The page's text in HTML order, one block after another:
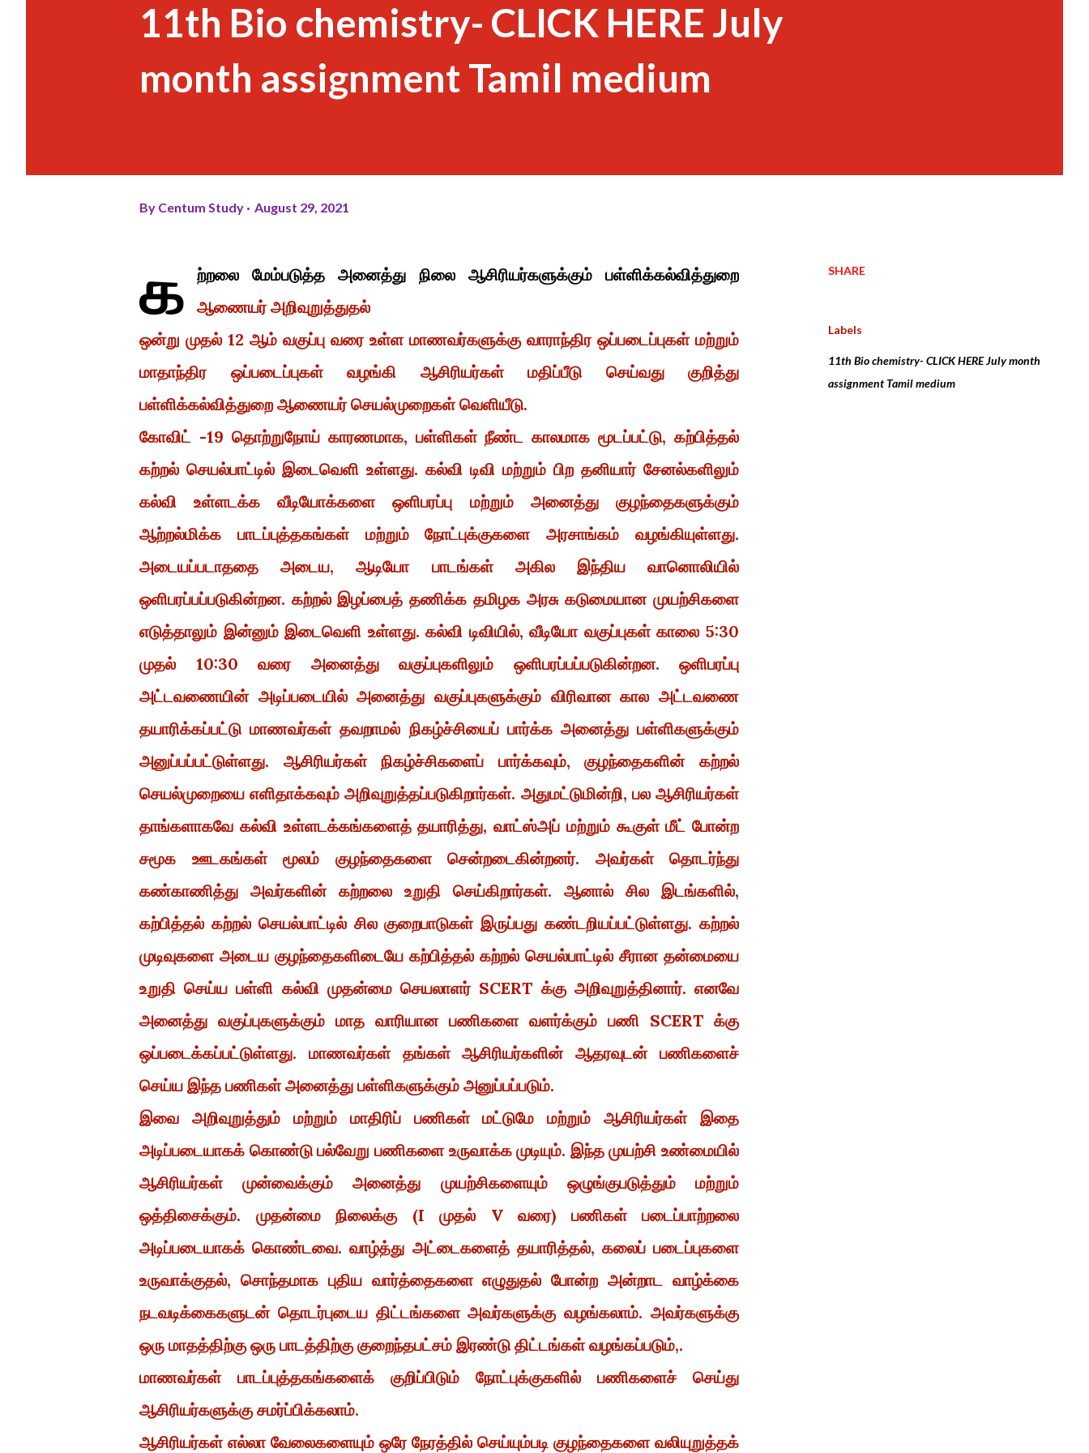
11th Bio chemistry- CLICK HERE July
month assignment Tamil medium
By Centum Study August 29, 2021
க
ற்றலை மேம்படுத்த அனைத்து நிலை ஆசிரியர்களுக்கும் பள்ளிக்கல்வித்துறை
ஆணையர் அறிவுறுத்துதல்
ஒன்று முதல் 12 ஆம் வகுப்பு வரை உள்ள மாணவர்களுக்கு வாராந்திர ஒப்படைப்புகள் மற்றும்
மாதாந்திர ஒப்படைப்புகள் வழங்கி ஆசிரியர்கள் மதிப்பீடு செய்வது குறித்து
பள்ளிக்கல்வித்துறை ஆணையர் செயல்முறைகள் வெளியீடு.
கோவிட் -19 தொற்றுநோய் காரணமாக, பள்ளிகள் நீண்ட காலமாக மூடப்பட்டு, கற்பித்தல்
கற்றல் செயல்பாட்டில் இடைவெளி உள்ளது. கல்வி டிவி மற்றும் பிற தனியார் சேனல்களிலும்
கல்வி உள்ளடக்க வீடியோக்களை ஒளிபரப்பு மற்றும் அனைத்து குழந்தைகளுக்கும்
ஆற்றல்மிக்க பாடப்புத்தகங்கள் மற்றும் நோட்புக்குகளை அரசாங்கம் வழங்கியுள்ளது.
அடையப்படாததை அடைய, ஆடியோ பாடங்கள் அகில இந்திய வானொலியில்
ஒளிபரப்பப்படுகின்றன. கற்றல் இழப்பைத் தணிக்க தமிழக அரசு கடுமையான முயற்சிகளை
எடுத்தாலும் இன்னும் இடைவெளி உள்ளது. கல்வி டிவியில், வீடியோ வகுப்புகள் காலை 5:30
முதல் 10:30 வரை அனைத்து வகுப்புகளிலும் ஒளிபரப்பப்படுகின்றன. ஒளிபரப்பு
அட்டவணையின் அடிப்படையில் அனைத்து வகுப்புகளுக்கும் விரிவான கால அட்டவணை
தயாரிக்கப்பட்டு மாணவர்கள் தவறாமல் நிகழ்ச்சியைப் பார்க்க அனைத்து பள்ளிகளுக்கும்
அனுப்பப்பட்டுள்ளது. ஆசிரியர்கள் நிகழ்ச்சிகளைப் பார்க்கவும், குழந்தைகளின் கற்றல்
செயல்முறையை எளிதாக்கவும் அறிவுறுத்தப்படுகிறார்கள். அதுமட்டுமின்றி, பல ஆசிரியர்கள்
தாங்களாகவே கல்வி உள்ளடக்கங்களைத் தயாரித்து, வாட்ஸ்அப் மற்றும் கூகுள் மீட் போன்ற
சமூக ஊடகங்கள் மூலம் குழந்தைகளை சென்றடைகின்றனர். அவர்கள் தொடர்ந்து
கண்காணித்து அவர்களின் கற்றலை உறுதி செய்கிறார்கள். ஆனால் சில இடங்களில்,
கற்பித்தல் கற்றல் செயல்பாட்டில் சில குறைபாடுகள் இருப்பது கண்டறியப்பட்டுள்ளது. கற்றல்
முடிவுகளை அடைய குழந்தைகளிடையே கற்பித்தல் கற்றல் செயல்பாட்டில் சீரான தன்மையை
உறுதி செய்ய பள்ளி கல்வி முதன்மை செயலாளர் SCERT க்கு அறிவுறுத்தினார். எனவே
அனைத்து வகுப்புகளுக்கும் மாத வாரியான பணிகளை வளர்க்கும் பணி SCERT க்கு
ஒப்படைக்கப்பட்டுள்ளது. மாணவர்கள் தங்கள் ஆசிரியர்களின் ஆதரவுடன் பணிகளைச்
செய்ய இந்த பணிகள் அனைத்து பள்ளிகளுக்கும் அனுப்பப்படும்.
இவை அறிவுறுத்தும் மற்றும் மாதிரிப் பணிகள் மட்டுமே மற்றும் ஆசிரியர்கள் இதை
அடிப்படையாகக் கொண்டு பல்வேறு பணிகளை உருவாக்க முடியும். இந்த முயற்சி உண்மையில்
ஆசிரியர்கள் முன்வைக்கும் அனைத்து முயற்சிகளையும் ஒழுங்குபடுத்தும் மற்றும்
ஒத்திசைக்கும். முதன்மை நிலைக்கு (I முதல் V வரை) பணிகள் படைப்பாற்றலை
அடிப்படையாகக் கொண்டவை. வாழ்த்து அட்டைகளைத் தயாரித்தல், கலைப் படைப்புகளை
உருவாக்குதல், சொந்தமாக புதிய வார்த்தைகளை எழுதுதல் போன்ற அன்றாட வாழ்க்கை
நடவடிக்கைகளுடன் தொடர்புடைய திட்டங்களை அவர்களுக்கு வழங்கலாம். அவர்களுக்கு
ஒரு மாதத்திற்கு ஒரு பாடத்திற்கு குறைந்தபட்சம் இரண்டு திட்டங்கள் வழங்கப்படும்,.
மாணவர்கள் பாடப்புத்தகங்களைக் குறிப்பிடும் நோட்புக்குகளில் பணிகளைச் செய்து
ஆசிரியர்களுக்கு சமர்ப்பிக்கலாம்.
ஆசிரியர்கள் எல்லா வேலைகளையும் ஒரே நேரத்தில் செய்யும்படி குழந்தைகளை வலியுறுத்தக்
SHARE
Labels
11th Bio chemistry- CLICK HERE July month
assignment Tamil medium